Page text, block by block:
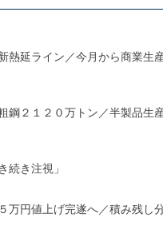
熱延ライン／今月から商業生
鋼２１２０万トン／半製品生
き注視」
万円値上げ完遂へ／積み残し